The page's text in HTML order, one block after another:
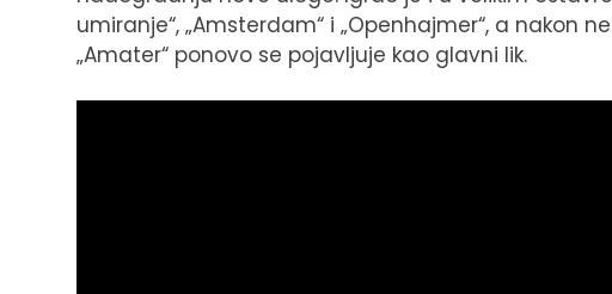
umiranje“, „Amsterdam“ i „Openhajmer“, a nakon
„Amater“ ponovo se pojavljuje kao glavni lik.